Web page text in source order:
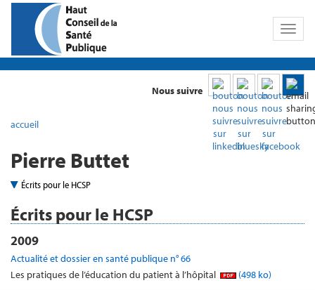
Toggle
Nous suivre
accueil
Pierre Buttet
Écrits pour le HCSP
Écrits pour le HCSP
2009
Actualité et dossier en santé publique n° 66
Les pratiques de l’éducation du patient à l’hôpital
(498 ko)